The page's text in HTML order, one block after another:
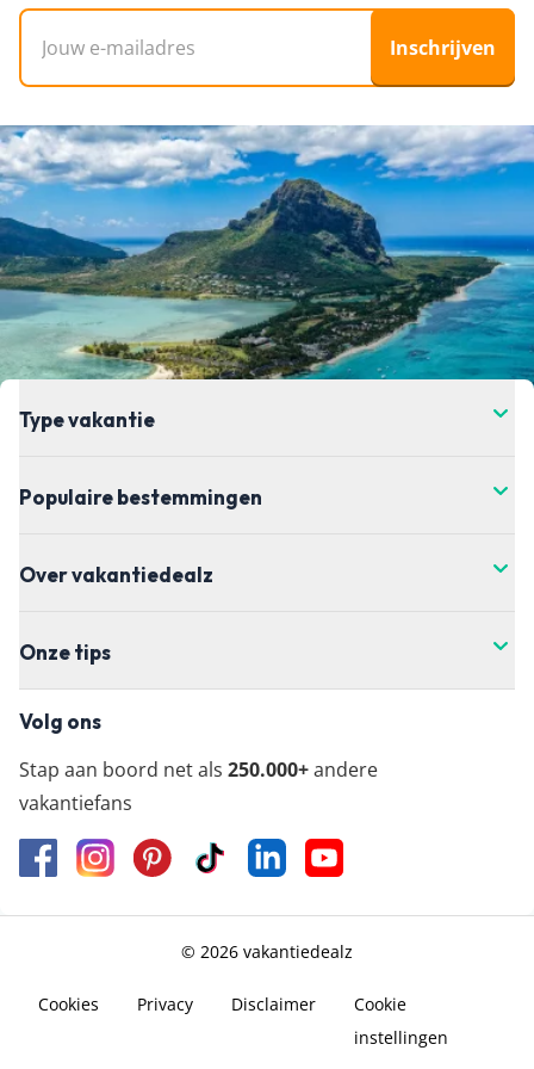
Inschrijven
Type vakantie
Populaire bestemmingen
Over vakantiedealz
Onze tips
Volg ons
Stap aan boord net als 250.000+andere
vakantiefans
© 2026 vakantiedealz
Cookies Privacy Disclaimer
Cookie
instellingen